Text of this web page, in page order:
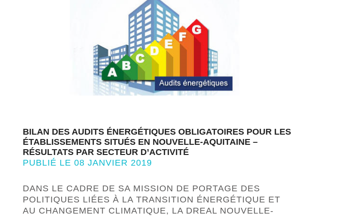
BILAN DES AUDITS ÉNERGÉTIQUES OBLIGATOIRES POUR LES
ÉTABLISSEMENTS SITUÉS EN NOUVELLE-AQUITAINE –
RÉSULTATS PAR SECTEUR D’ACTIVITÉ
PUBLIÉ LE 08 JANVIER 2019
DANS LE CADRE DE SA MISSION DE PORTAGE DES
POLITIQUES LIÉES À LA TRANSITION ÉNERGÉTIQUE ET
AU CHANGEMENT CLIMATIQUE, LA DREAL NOUVELLE-